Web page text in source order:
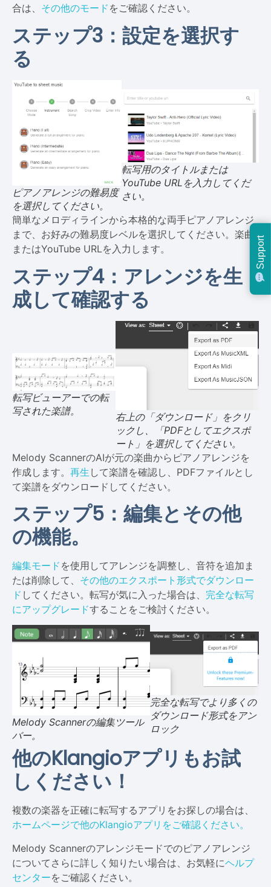
合は、 その他のモード をご確認ください。
ステップ3：設定を選択す
る
ピアノアレンジの難易度
を選択してください。
転写用のタイトルまたは
YouTube URLを入力してくだ
さい。
簡単なメロディラインから本格的な両手ピアノアレンジ
まで、お好みの難易度レベルを選択してください。楽曲
またはYouTube URLを入力します。
ステップ4：アレンジを生
成して確認する
転写ビューアーでの転
写された楽譜。
右上の「ダウンロード」をクリ
ックし、「PDFとしてエクスポ
ート」を選択してください。
Melody ScannerのAIが元の楽曲からピアノアレンジを
作成します。 再生 して楽譜を確認し、PDFファイルとし
て楽譜をダウンロードしてください。
ステップ5：編集とその他
の機能。
編集モード を使用してアレンジを調整し、音符を追加ま
たは削除して、 その他のエクスポート形式でダウンロー
ド してください。転写が気に入った場合は、 完全な転写
にアップグレードすることをご検討ください。
Melody Scannerの編集ツール
バー。
完全な転写でより多くの
ダウンロード形式をアン
ロック
他のKlangioアプリもお試
しください！
複数の楽器を正確に転写するアプリをお探しの場合は、
ホームページで他のKlangioアプリをご確認ください。
Melody Scannerのアレンジモードでのピアノアレンジ
についてさらに詳しく知りたい場合は、お気軽にヘルプ
センターをご確認ください。
Support